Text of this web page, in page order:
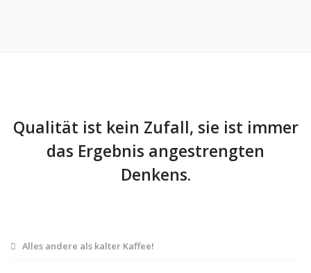
Qualität ist kein Zufall, sie ist immer
das Ergebnis angestrengten
Denkens.
Alles andere als kalter Kaffee!